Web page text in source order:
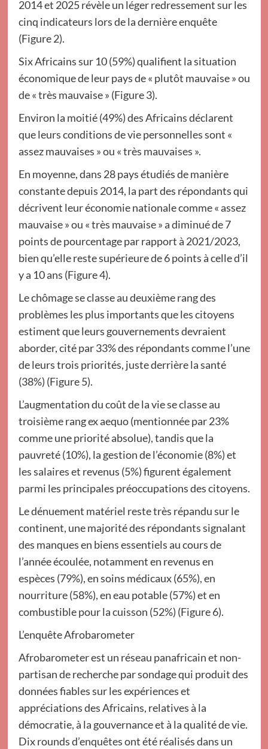
2014 et 2025 révèle un léger redressement sur les
cinq indicateurs lors de la dernière enquête
(Figure 2).
Six Africains sur 10 (59%) qualifient la situation
économique de leur pays de « plutôt mauvaise » ou
de « très mauvaise » (Figure 3).
Environ la moitié (49%) des Africains déclarent
que leurs conditions de vie personnelles sont «
assez mauvaises » ou « très mauvaises ».
En moyenne, dans 28 pays étudiés de manière
constante depuis 2014, la part des répondants qui
décrivent leur économie nationale comme « assez
mauvaise » ou « très mauvaise » a diminué de 7
points de pourcentage par rapport à 2021/2023,
bien qu’elle reste supérieure de 6 points à celle d’il
y a 10 ans (Figure 4).
Le chômage se classe au deuxième rang des
problèmes les plus importants que les citoyens
estiment que leurs gouvernements devraient
aborder, cité par 33% des répondants comme l’une
de leurs trois priorités, juste derrière la santé
(38%) (Figure 5).
L’augmentation du coût de la vie se classe au
troisième rang ex aequo (mentionnée par 23%
comme une priorité absolue), tandis que la
pauvreté (10%), la gestion de l’économie (8%) et
les salaires et revenus (5%) figurent également
parmi les principales préoccupations des citoyens.
Le dénuement matériel reste très répandu sur le
continent, une majorité des répondants signalant
des manques en biens essentiels au cours de
l’année écoulée, notamment en revenus en
espèces (79%), en soins médicaux (65%), en
nourriture (58%), en eau potable (57%) et en
combustible pour la cuisson (52%) (Figure 6).
L’enquête Afrobarometer
Afrobarometer est un réseau panafricain et non-
partisan de recherche par sondage qui produit des
données fiables sur les expériences et
appréciations des Africains, relatives à la
démocratie, à la gouvernance et à la qualité de vie.
Dix rounds d’enquêtes ont été réalisés dans un